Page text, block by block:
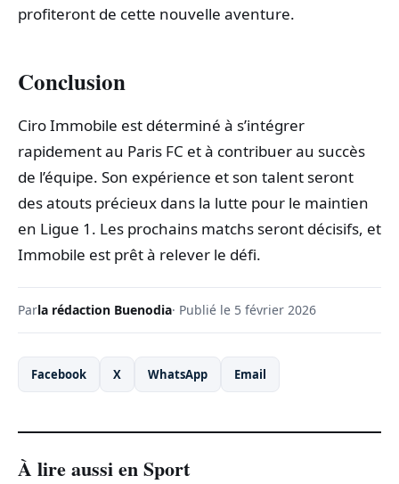
profiteront de cette nouvelle aventure.
Conclusion
Ciro Immobile est déterminé à s’intégrer
rapidement au Paris FC et à contribuer au succès
de l’équipe. Son expérience et son talent seront
des atouts précieux dans la lutte pour le maintien
en Ligue 1. Les prochains matchs seront décisifs, et
Immobile est prêt à relever le défi.
Parla rédaction Buenodia· Publié le 5 février 2026
Facebook X WhatsApp Email
À lire aussi en Sport